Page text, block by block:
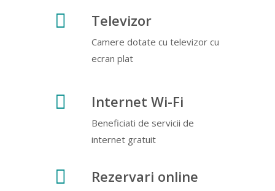
Televizor
Camere dotate cu televizor cu
ecran plat
Internet Wi-Fi
Beneficiati de servicii de
internet gratuit
Rezervari online